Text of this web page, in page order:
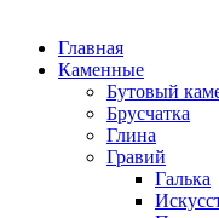
Главная
Каменные
Бутовый
Брусчатка
Глина
Гравий
Галька